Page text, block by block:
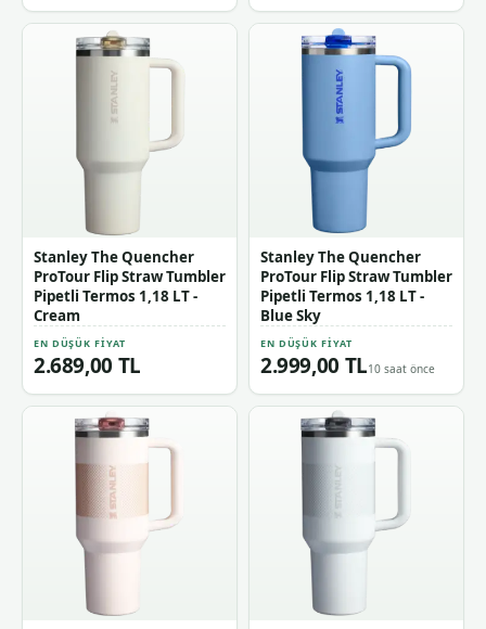
Stanley The Quencher
ProTour Flip Straw Tumbler
Pipetli Termos 1,18 LT -
Cream
EN DÜŞÜK FIYAT
2.689,00 TL
Stanley The Quencher
ProTour Flip Straw Tumbler
Pipetli Termos 1,18 LT -
Blue Sky
EN DÜŞÜK FIYAT
2.999,00 TL10 saat önce